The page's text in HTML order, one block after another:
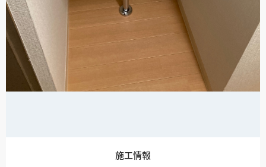
施工情報